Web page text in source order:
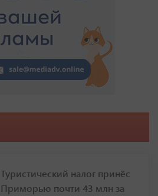
Туристический налог принёс
Приморью почти 43 млн за